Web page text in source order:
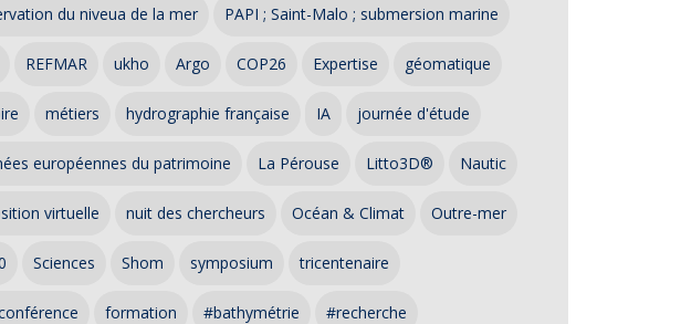
du niveua de la mer PAPI ; Saint-Malo ; submersion marine
REFMAR ukho Argo COP26 Expertise géomatique
métiers hydrographie française IA journée d'étude
européennes du patrimoine La Pérouse Litto3D® Nautic
virtuelle nuit des chercheurs Océan & Climat Outre-mer
Sciences Shom symposium tricentenaire
formation #bathymétrie #recherche